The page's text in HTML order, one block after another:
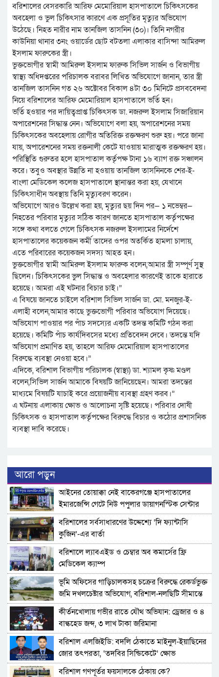
বরিশালের বেসরকারি আরিফ মেমোরিয়াল হাসপাতালে চিকিৎসকের
অবহেলা ও ভুল চিকিৎসার কারণে এক প্রসূতির মৃত্যুর অভিযোগ
উঠেছে। নিহত নারীর নাম তানজিল তাসনিন (৩০)। তিনি নগরীর
কাউনিয়া থানার ৩নং ওয়ার্ডের ছোট বটতলা এলাকার বাসিন্দা আমিরুল
ইসলাম ফারুকের স্ত্রী।
ভুক্তভোগীর স্বামী আমিরুল ইসলাম ফারুক সিভিল সার্জন ও বিভাগীয়
স্বাস্থ্য অধিদপ্তরের পরিচালক বরাবর লিখিত অভিযোগে জানান, তার স্ত্রী
তানজিল তাসনিন গত ২৬ অক্টোবর বিকাল ৪টা ৩০ মিনিটে প্রসববেদনা
নিয়ে বরিশালের আরিফ মেমোরিয়াল হাসপাতালে ভর্তি হন।
ভর্তি হওয়ার পর দায়িত্বপ্রাপ্ত চিকিৎসক ডা. নজরুল ইসলাম সিজারিয়ান
অপারেশনের সিদ্ধান্ত নেন। অভিযোগে বলা হয়, অপারেশনের সময়
চিকিৎসকের অবহেলায় রোগীর অতিরিক্ত রক্তক্ষরণ শুরু হয়। পরে জানা
যায়, অপারেশনের সময় রক্তনালী কেটে যাওয়ায় মারাত্মক রক্তক্ষরণ হয়।
পরিস্থিতি গুরুতর হলে হাসপাতাল কর্তৃপক্ষ টানা ১৬ ব্যাগ রক্ত সঞ্চালন
করে। তবুও অবস্থার উন্নতি না হওয়ায় তানজিল তাসনিনকে শের-ই-
বাংলা মেডিকেল কলেজ হাসপাতালে স্থানান্তর করা হয়, যেখানে
চিকিৎসাধীন অবস্থায় তিনি মৃত্যুবরণ করেন।
অভিযোগে আরও উল্লেখ করা হয়, মৃত্যুর ছয় দিন পর— ১ নভেম্বর—
নিহতের পরিবার মৃত্যুর সঠিক কারণ জানতে হাসপাতাল কর্তৃপক্ষের
সঙ্গে কথা বলতে গেলে চিকিৎসক নজরুল ইসলামের নির্দেশে
হাসপাতালের কয়েকজন কর্মী তাদের ওপর অতর্কিত হামলা চালায়,
এতে পরিবারের কয়েকজন সদস্য আহত হন।
ভুক্তভোগীর স্বামী আমিরুল ইসলাম ফারুক বলেন,আমার স্ত্রী সম্পূর্ণ সুস্থ
ছিলেন। চিকিৎসকের ভুল সিদ্ধান্ত ও অবহেলার কারণেই তাকে হারাতে
হয়েছে। আমরা এই ঘটনার বিচার চাই।”
এ বিষয়ে জানতে চাইলে বরিশাল সিভিল সার্জন ডা. মো. মনজুর-ই-
এলাহী বলেন,আমার কাছে ভুক্তভোগী পরিবার অভিযোগ দিয়েছে।
অভিযোগ পাওয়ার পর পাঁচ সদস্যের একটি তদন্ত কমিটি গঠন করা
হয়েছে। কমিটি পাঁচ কার্যদিবসের মধ্যে প্রতিবেদন দেবে। তদন্তে যদি
অভিযোগ প্রমাণিত হয়, তাহলে আরিফ মেমোরিয়াল হাসপাতালের
বিরুদ্ধে ব্যবস্থা নেওয়া হবে।”
এদিকে, বরিশাল বিভাগীয় পরিচালক (স্বাস্থ্য) ডা. শ্যামল কৃষ্ণ মণ্ডল
বলেন,সিভিল সার্জন আমাকে বিষয়টি জানিয়েছেন। আমরা তদন্তের
মাধ্যমে বিষয়টি যাচাই করে প্রয়োজনীয় ব্যবস্থা গ্রহণ করব।”
এ ঘটনায় এলাকায় ক্ষোভ ও আলোচনা সৃষ্টি হয়েছে। পরিবার দোষী
চিকিৎসক ও হাসপাতাল কর্তৃপক্ষের বিরুদ্ধে বিচার ও কঠোর প্রশাসনিক
ব্যবস্থা দাবি করেছে।
আরো পড়ুন
​আইনের তোয়াক্কা নেই বাকেরগঞ্জে হাসপাতালের
ইমারজেন্সি গেটে নিউ পপুলার ডায়াগনস্টিক সেন্টার
বরিশালের সর্বসাধারণের উদ্দেশ্যে ‘দি ফ্যান্টাসি
কুজিন’-এর বার্তা
বরিশালে ল্যাবএইড ও চেম্বার অব কমার্সের ফ্রি
মেডিকেল ক্যাম্প
‎ভূমি অফিসের গাড়িচালকসহ চক্রের বিরুদ্ধে রেকর্ডভুক্ত
জমি দখলচেষ্টার অভিযোগ, বরিশাল-নলছিটি সীমান্তে
চাঞ্চল্য
কীর্তনখোলায় গভীর রাতে যৌথ অভিযান: ড্রেজার ও ৪
বাল্কহেড জব্দ, ৩ লাখ টাকা জরিমানা
বরিশাল এলজিইডি: বদলি ঠেকাতে মাইনুল-ইয়াছিনের
জোর তৎপরতা, ‘তদবির সিন্ডিকেটে’ ক্ষোভ
বরিশাল গণপূর্তর ফয়সালকে ঠেকায় কে?